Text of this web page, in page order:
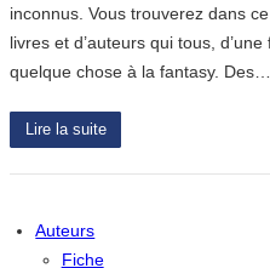
inconnus. Vous trouverez dans
livres et d’auteurs qui tous,
quelque chose à la fantasy. Des…
Lire la suite
Auteurs
Fiche